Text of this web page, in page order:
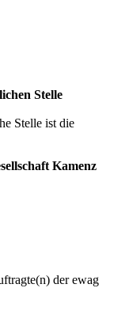
Stelle
Stelle ist die
Kamenz
der ewag